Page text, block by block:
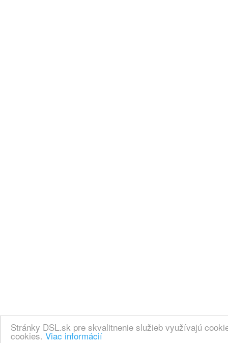
Stránky DSL.sk pre skvalitnenie služieb využívajú
cookies. Viac informácií